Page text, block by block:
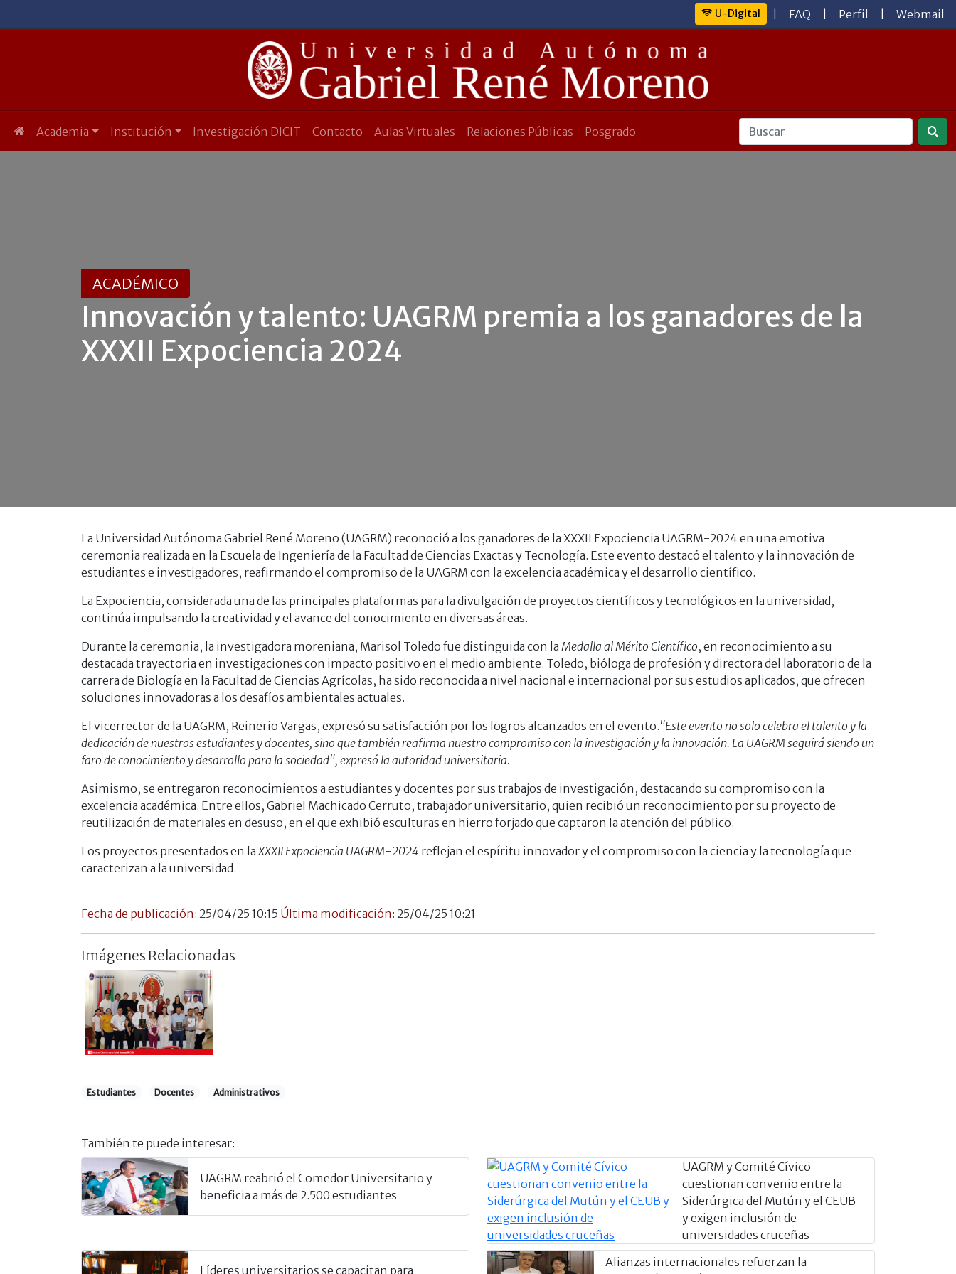
U-Digital FAQ Perfil Webmail
Academia Institución Investigación DICIT Contacto Aulas Virtuales Relaciones Públicas Posgrado
ACADÉMICO
Innovación y talento: UAGRM premia a los ganadores de la
XXXII Expociencia 2024
La Universidad Autónoma Gabriel René Moreno (UAGRM) reconoció a los ganadores de la XXXII Expociencia UAGRM-2024 en una emotiva
ceremonia realizada en la Escuela de Ingeniería de la Facultad de Ciencias Exactas y Tecnología. Este evento destacó el talento y la innovación de
estudiantes e investigadores, reafirmando el compromiso de la UAGRM con la excelencia académica y el desarrollo científico.
La Expociencia, considerada una de las principales plataformas para la divulgación de proyectos científicos y tecnológicos en la universidad,
continúa impulsando la creatividad y el avance del conocimiento en diversas áreas.
Durante la ceremonia, la investigadora moreniana, Marisol Toledo fue distinguida con la Medalla al Mérito Científico, en reconocimiento a su
destacada trayectoria en investigaciones con impacto positivo en el medio ambiente. Toledo, bióloga de profesión y directora del laboratorio de la
carrera de Biología en la Facultad de Ciencias Agrícolas, ha sido reconocida a nivel nacional e internacional por sus estudios aplicados, que ofrecen
soluciones innovadoras a los desafíos ambientales actuales.
El vicerrector de la UAGRM, Reinerio Vargas, expresó su satisfacción por los logros alcanzados en el evento."Este evento no solo celebra el talento y la
dedicación de nuestros estudiantes y docentes, sino que también reafirma nuestro compromiso con la investigación y la innovación. La UAGRM seguirá siendo un
faro de conocimiento y desarrollo para la sociedad", expresó la autoridad universitaria.
Asimismo, se entregaron reconocimientos a estudiantes y docentes por sus trabajos de investigación, destacando su compromiso con la
excelencia académica. Entre ellos, Gabriel Machicado Cerruto, trabajador universitario, quien recibió un reconocimiento por su proyecto de
reutilización de materiales en desuso, en el que exhibió esculturas en hierro forjado que captaron la atención del público.
Los proyectos presentados en la XXXII Expociencia UAGRM-2024 reflejan el espíritu innovador y el compromiso con la ciencia y la tecnología que
caracterizan a la universidad.
Fecha de publicación: 25/04/25 10:15 Última modificación: 25/04/25 10:21
Imágenes Relacionadas
Estudiantes Docentes Administrativos
También te puede interesar:
UAGRM reabrió el Comedor Universitario y
beneficia a más de 2.500 estudiantes
UAGRM y Comité Cívico
cuestionan convenio entre la
Siderúrgica del Mutún y el CEUB
y exigen inclusión de
universidades cruceñas
Líderes universitarios se capacitan para
Alianzas internacionales refuerzan la